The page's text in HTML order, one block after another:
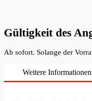
Gültigkeit des
Ab sofort. Solange der
Weitere Informationen